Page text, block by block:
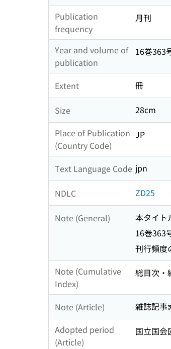
Publication
frequency
月刊
Year and volume of
publication
16巻363
Extent 冊
Size
28cm
Place of Publication
(Country Code)
JP
Text Language Code jpn
NDLC ZD25
Note (General)
本タイト
16巻363
刊行頻度
Note (Cumulative
Index)
総目次・
Note (Article)
雑誌記事
Adopted period
(Article)
国立国会